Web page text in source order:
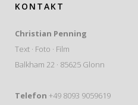
KONTAKT
Christian Penning
Text · Foto · Film
Balkham 22 · 85625 Glonn
Telefon +49 8093 9059619